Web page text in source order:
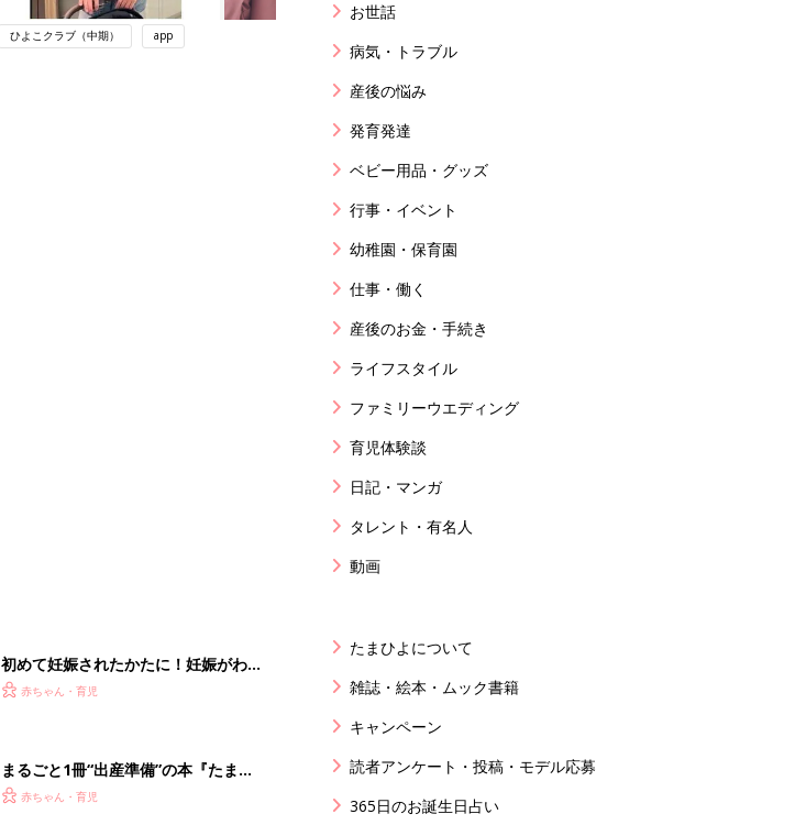
ひよこクラブ（中期） app
シピ」
い？」冬授乳の疑問Q&A
お世話
病気・トラブル
産後の悩み
発育発達
ベビー用品・グッズ
行事・イベント
幼稚園・保育園
仕事・働く
産後のお金・手続き
ライフスタイル
ファミリーウエディング
育児体験談
日記・マンガ
タレント・有名人
動画
たまひよについて
雑誌・絵本・ムック書籍
キャンペーン
読者アンケート・投稿・モデル応募
365日のお誕生日占い